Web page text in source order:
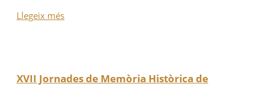
Llegeix més
XVII Jornades de Memòria Històrica de